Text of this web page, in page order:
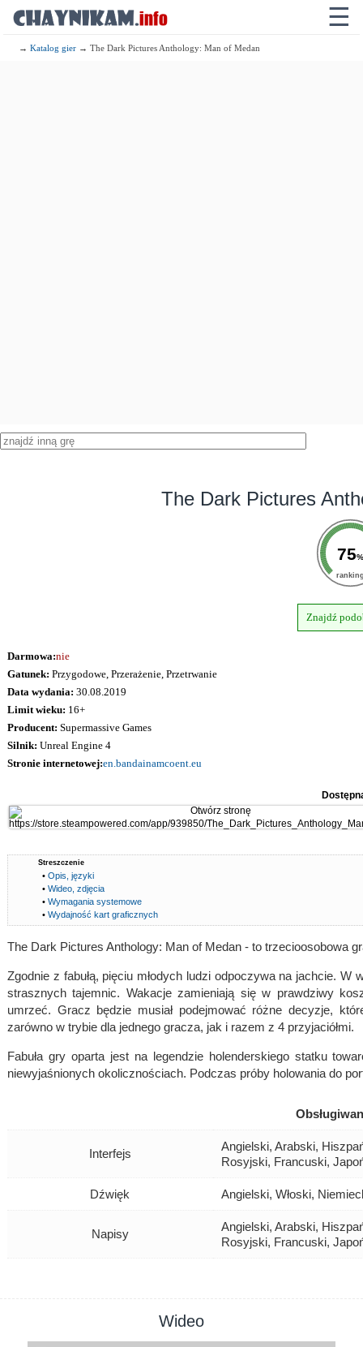
☰
→Katalog gier → The Dark Pictures Anthology: Man of Medan
The Dark Pictures
75
Znajdź
Darmowa:nie
Gatunek: Przygodowe, Przerażenie, Przetrwanie
Data wydania: 30.08.2019
Limit wieku: 16+
Producent: Supermassive Games
Silnik: Unreal Engine 4
Stronie internetowej:en.bandainamcoent.eu
Streszczenie
•Opis, języki
•Wideo, zdjęcia
•Wymagania systemowe
•Wydajność kart graficznych
The Dark Pictures Anthology: Man of Medan - to trzecioosobowa
Zgodnie z fabułą, pięciu młodych ludzi odpoczywa na jachcie.
strasznych tajemnic. Wakacje zamieniają się w prawdziwy
umrzeć. Gracz będzie musiał podejmować różne decyzje,
zarówno w trybie dla jednego gracza, jak i razem z 4 przyjaciółmi.
Fabuła gry oparta jest na legendzie holenderskiego statku
niewyjaśnionych okolicznościach. Podczas próby holowania do
Interfejs
Angielski, Arabski,
Rosyjski, Francuski,
Dźwięk Angielski, Włoski,
Napisy
Angielski, Arabski,
Rosyjski, Francuski,
Wideo